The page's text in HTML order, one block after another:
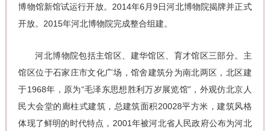
博物馆新馆试运行开放。2014年6月9日河北博物院揭牌并正式
开放。2015年河北博物院完成整合组建。
河北博物院包括主馆区、建华馆区、育才馆区三部分。主
馆区位于石家庄市文化广场，馆舍建筑分为南北两区，北区建
于1968年，原为“毛泽东思想胜利万岁展览馆”，外观仿北京人
民大会堂的廊柱式建筑，总建筑面积20028平方米，建筑风格
体现了鲜明的时代特点，2001年被河北省人民政府公布为河北